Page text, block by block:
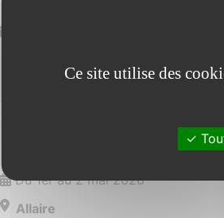
Festival Az’art day
Du 1er au 2 mai 2020
Allaire
Ce site utilise des